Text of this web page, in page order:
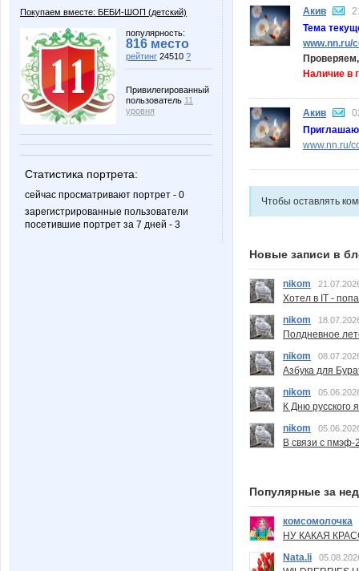
Покупаем вместе: БЕБИ-ШОП (детский)
популярность:
816 место
рейтинг 24510 ?
Привилегированный
пользователь 11
уровня
Статистика портрета:
сейчас просматривают портрет - 0
зарегистрированные пользователи
посетившие портрет за 7 дней - 3
Акив
Тема
www.nn.ru/
Наличие в
Акив
Приглашаю
www.nn.ru/
Чтобы оставлять
Новые записи в
nikom
Хотел в IT -
nikom
Полдневное
nikom
Азбука для
nikom
К Дню русского
nikom
В связи с пмэф-
Популярные за
комсомолочка
НУ КАКАЯ
Nata.li